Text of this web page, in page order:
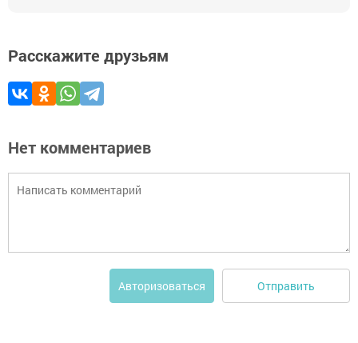
Расскажите друзьям
Нет комментариев
Авторизоваться Отправить